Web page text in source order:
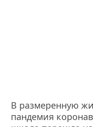
В размеренную
пандемия